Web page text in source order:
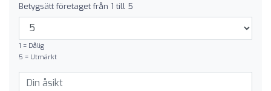
Betygsätt företaget från 1 till 5
1 = Dålig
5 = Utmärkt